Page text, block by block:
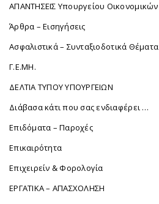
ΑΠΑΝΤΗΣΕΙΣ Υπουργείου Οικονομικών
Άρθρα – Εισηγήσεις
Ασφαλιστικά – Συνταξιοδοτικά Θέματα
Γ.Ε.ΜΗ.
ΔΕΛΤΙΑ ΤΥΠΟΥ ΥΠΟΥΡΓΕΙΩΝ
Διάβασα κάτι που σας ενδιαφέρει …
Επιδόματα – Παροχές
Επικαιρότητα
Επιχειρείν & Φορολογία
ΕΡΓΑΤΙΚΑ – ΑΠΑΣΧΟΛΗΣΗ